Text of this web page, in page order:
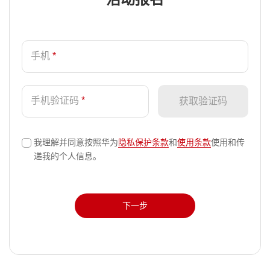
手机 *
手机验证码 * 获取验证码
我理解并同意按照华为隐私保护条款和使用条款使用和传
递我的个人信息。
下一步